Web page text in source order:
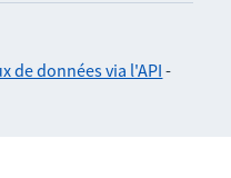
de données via l'API -